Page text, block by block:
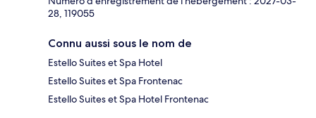
28, 119055
Connu aussi sous le nom de
Estello Suites et Spa Hotel
Estello Suites et Spa Frontenac
Estello Suites et Spa Hotel Frontenac